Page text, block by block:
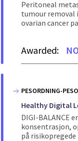
Peritoneal
tumour removal
ovarian cancer
Awarded:
PESORDNING-
Healthy Digital
DIGI-BALANCE
konsentrasjon,
på